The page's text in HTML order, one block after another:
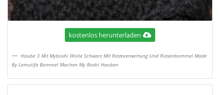
kostenlos herunterladen
Haube 3 Mit Myboshi Wolle Schwarz Mit Resteverwertung Und Riesenbommel Made
By Lemulifa Bommel Machen My Boshi Hauben